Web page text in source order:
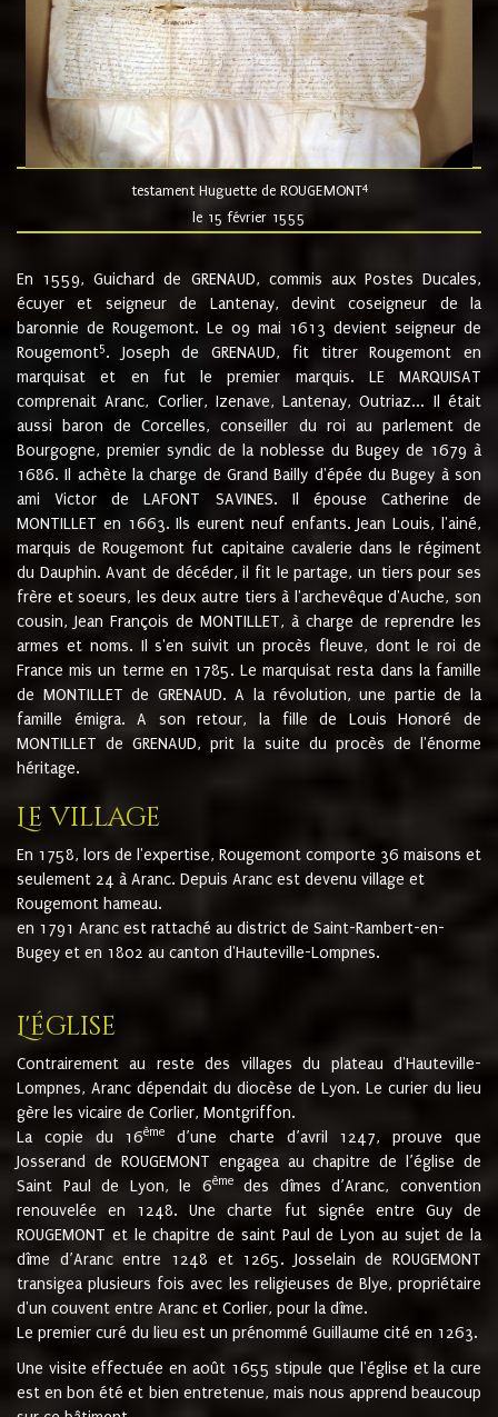
testament Huguette de ROUGEMONT4
le 15 février 1555
En 1559, Guichard de GRENAUD, commis aux Postes Ducales,
écuyer et seigneur de Lantenay, devint coseigneur de la
baronnie de Rougemont. Le 09 mai 1613 devient seigneur de
Rougemont5. Joseph de GRENAUD, fit titrer Rougemont en
marquisat et en fut le premier marquis. LE MARQUISAT
comprenait Aranc, Corlier, Izenave, Lantenay, Outriaz... Il était
aussi baron de Corcelles, conseiller du roi au parlement de
Bourgogne, premier syndic de la noblesse du Bugey de 1679 à
1686. Il achète la charge de Grand Bailly d'épée du Bugey à son
ami Victor de LAFONT SAVINES. Il épouse Catherine de
MONTILLET en 1663. Ils eurent neuf enfants. Jean Louis, l'ainé,
marquis de Rougemont fut capitaine cavalerie dans le régiment
du Dauphin. Avant de décéder, il fit le partage, un tiers pour ses
frère et soeurs, les deux autre tiers à l'archevêque d'Auche, son
cousin, Jean François de MONTILLET, à charge de reprendre les
armes et noms. Il s'en suivit un procès fleuve, dont le roi de
France mis un terme en 1785. Le marquisat resta dans la famille
de MONTILLET de GRENAUD. A la révolution, une partie de la
famille émigra. A son retour, la fille de Louis Honoré de
MONTILLET de GRENAUD, prit la suite du procès de l'énorme
héritage.
Le village
En 1758, lors de l'expertise, Rougemont comporte 36 maisons et
seulement 24 à Aranc. Depuis Aranc est devenu village et
Rougemont hameau.
en 1791 Aranc est rattaché au district de Saint-Rambert-en-
Bugey et en 1802 au canton d'Hauteville-Lompnes.
L'église
Contrairement au reste des villages du plateau d'Hauteville-
Lompnes, Aranc dépendait du diocèse de Lyon. Le curier du lieu
gère les vicaire de Corlier, Montgriffon.
La copie du 16ème
d’une charte d’avril 1247, prouve que
Josserand de ROUGEMONT engagea au chapitre de l’église de
Saint Paul de Lyon, le 6èmedes dîmes d’Aranc, convention
renouvelée en 1248. Une charte fut signée entre Guy de
ROUGEMONT et le chapitre de saint Paul de Lyon au sujet de la
dîme d’Aranc entre 1248 et 1265. Josselain de ROUGEMONT
transigea plusieurs fois avec les religieuses de Blye, propriétaire
d'un couvent entre Aranc et Corlier, pour la dîme.
Le premier curé du lieu est un prénommé Guillaume cité en 1263.
Une visite effectuée en août 1655 stipule que l'église et la cure
est en bon été et bien entretenue, mais nous apprend beaucoup